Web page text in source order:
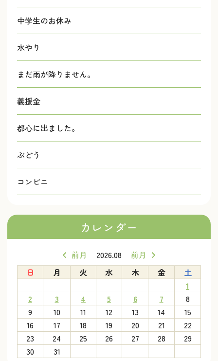
中学生のお休み
水やり
まだ雨が降りません。
義援金
都心に出ました。
ぶどう
コンビニ
カレンダー
前月 2026.08
前月
日
月 火 水 木 金
土
1
2
3 4 5 6 7
8
9
10 11 12 13 14
15
16
17 18 19 20 21
22
23
24 25 26 27 28
29
30
31